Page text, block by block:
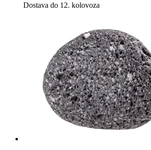
Dostava do 12. kolovoza